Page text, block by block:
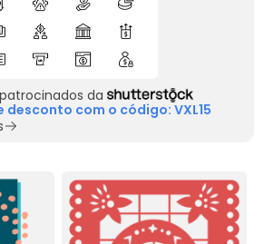
da
desconto com o código: VXL15